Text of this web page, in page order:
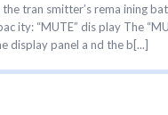
tran smitter’s rema ining
ity: “MUTE” dis play The
display panel a nd the b[...]